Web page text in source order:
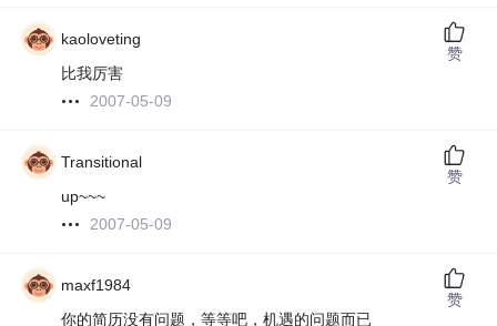
kaoloveting
比我厉害
2007-05-09
赞
Transitional
up~~~
2007-05-09
赞
maxf1984
你的简历没有问题，等等吧，机遇的问题而已
赞